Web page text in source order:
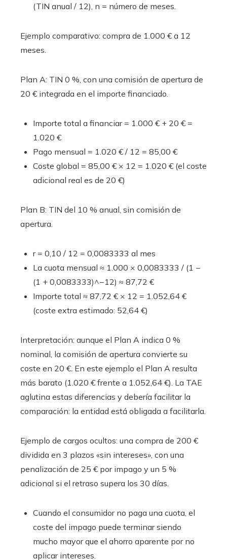
(TIN anual / 12), n = número de meses.
Ejemplo comparativo: compra de 1.000 € a 12
meses.
Plan A: TIN 0 %, con una comisión de apertura de
20 € integrada en el importe financiado.
Importe total a financiar = 1.000 € + 20 € =
1.020 €
Pago mensual = 1.020 € / 12 = 85,00 €
Coste global = 85,00 € × 12 = 1.020 € (el coste
adicional real es de 20 €)
Plan B: TIN del 10 % anual, sin comisión de
apertura.
r = 0,10 / 12 = 0,0083333 al mes
La cuota mensual ≈ 1.000 × 0,0083333 / (1 −
(1 + 0,0083333)^−12) ≈ 87,72 €
Importe total ≈ 87,72 € × 12 = 1.052,64 €
(coste extra estimado: 52,64 €)
Interpretación: aunque el Plan A indica 0 %
nominal, la comisión de apertura convierte su
coste en 20 €. En este ejemplo el Plan A resulta
más barato (1.020 € frente a 1.052,64 €). La TAE
aglutina estas diferencias y debería facilitar la
comparación: la entidad está obligada a facilitarla.
Ejemplo de cargos ocultos: una compra de 200 €
dividida en 3 plazos «sin intereses», con una
penalización de 25 € por impago y un 5 %
adicional si el retraso supera los 30 días.
Cuando el consumidor no paga una cuota, el
coste del impago puede terminar siendo
mucho mayor que el ahorro aparente por no
aplicar intereses.